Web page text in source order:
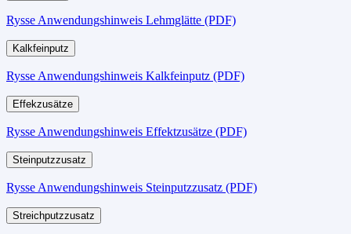
Rysse Anwendungshinweis Lehmglätte (PDF)
Kalkfeinputz
Rysse Anwendungshinweis Kalkfeinputz (PDF)
Effekzusätze
Rysse Anwendungshinweis Effektzusätze (PDF)
Steinputzzusatz
Rysse Anwendungshinweis Steinputzzusatz (PDF)
Streichputzzusatz